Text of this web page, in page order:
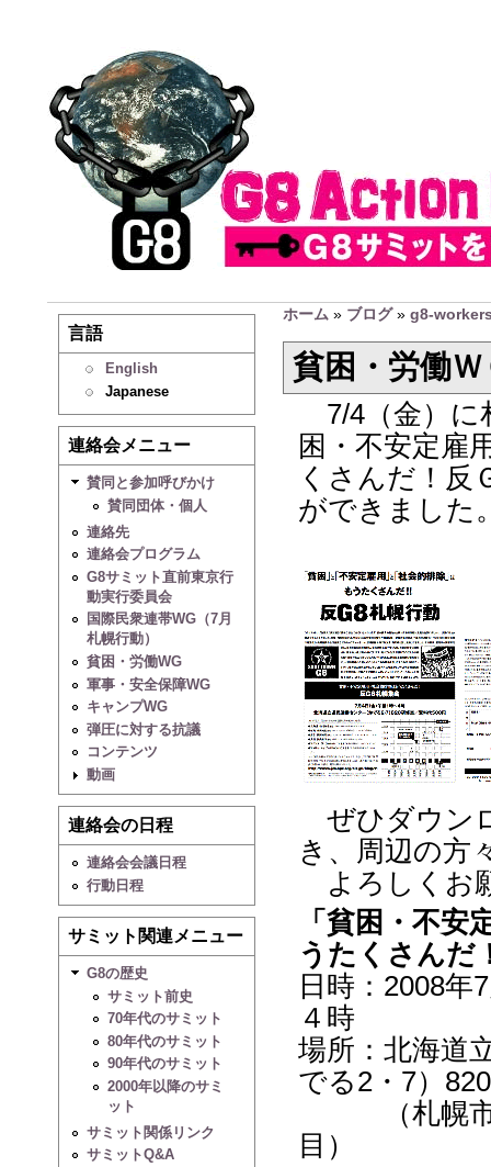
言語
English
Japanese
連絡会メニュー
賛同と参加呼びかけ
賛同団体・個人
連絡先
連絡会プログラム
G8サミット直前東京行
動実行委員会
国際民衆連帯WG（7月
札幌行動）
貧困・労働WG
軍事・安全保障WG
キャンプWG
弾圧に対する抗議
コンテンツ
動画
連絡会の日程
連絡会会議日程
行動日程
サミット関連メニュー
G8の歴史
サミット前史
70年代のサミット
80年代のサミット
90年代のサミット
2000年以降のサミ
ット
サミット関係リンク
サミットQ&A
ホーム » ブログ» g8-
貧困・労働
7/4（金）に
困・不安定雇
くさんだ！反
ができました
ぜひダウン
き、周辺の方
よろしくお
「貧困・不安
うたくさんだ
日時：2008年
４時
場所：北海道
でる2・7）
（札幌市
目）